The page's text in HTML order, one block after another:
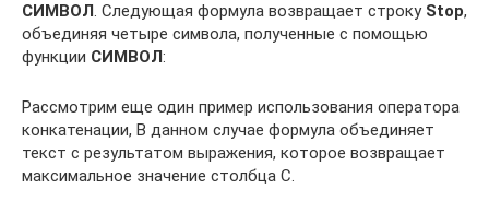
СИМВОЛ. Следующая формула возвращает строку Stop,
объединяя четыре символа, полученные с помощью
функции СИМВОЛ:
Рассмотрим еще один пример использования оператора
конкатенации, В данном случае формула объединяет
текст с результатом выражения, которое возвращает
максимальное значение столбца С.